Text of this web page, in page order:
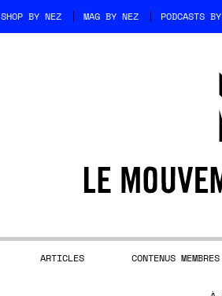
SHOP BY NEZ MAG BY NEZ PODCASTS
ARTICLES CONTENUS MEMBRES